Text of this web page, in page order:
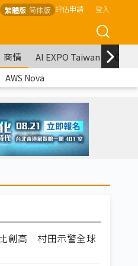
繁體版 简体版 評估申請 登入
商情 AI EXPO Taiwan
AWS Nova
創高 村田示警全球